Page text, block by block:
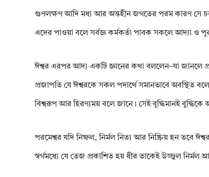
গুণলক্ষণ আদি মধ্য আর অন্তহীন জগতের পরম কারণ সে
এদের পাওয়া বলে সর্বজ্ঞ কর্মকর্তা পাবক সকলে আদ্যা ও
ঈশ্বর এরপর আদ্য একটি জ্ঞানের কথা বললেন–যা জানলে
প্রজাপতি যে ঈশ্বরকে সকল পদার্থে সমানভাবে অবস্থিত
বিশ্বরূপ আর হিরণ্যময় বলে জানে। সেই বুদ্ধিমানই বুদ্ধিকে
পরমেশ্বর যদি নিষ্ফল, নির্মল নিত্য আর নিষ্ক্রিয় হন তবে
স্বর্গমধ্যে যে তেজ প্রকাশিত হয় ধীর তাকেই উজ্জ্বল